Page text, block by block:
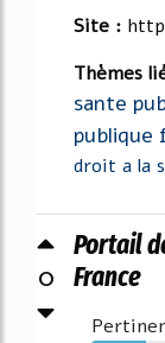
Site :
Thèmes
sante
publique
droit a la
0
Portail
France